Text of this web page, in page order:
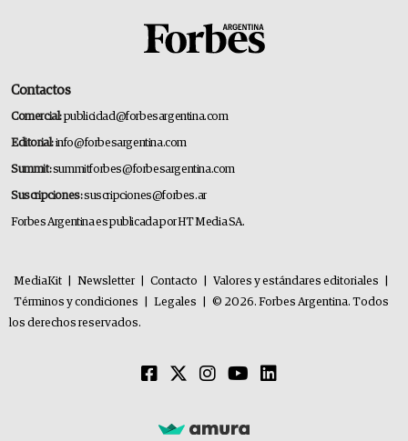
Contactos
Comercial:publicidad@forbesargentina.com
Editorial:info@forbesargentina.com
Summit:summitforbes@forbesargentina.com
Suscripciones:suscripciones@forbes.ar
Forbes Argentina es publicada por HT Media SA.
MediaKit Newsletter Contacto Valores y estándares editoriales
Términos y condiciones
Legales
© 2026. Forbes Argentina. Todos
los derechos reservados.